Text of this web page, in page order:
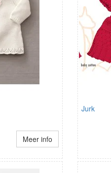
Meer info
Jurk